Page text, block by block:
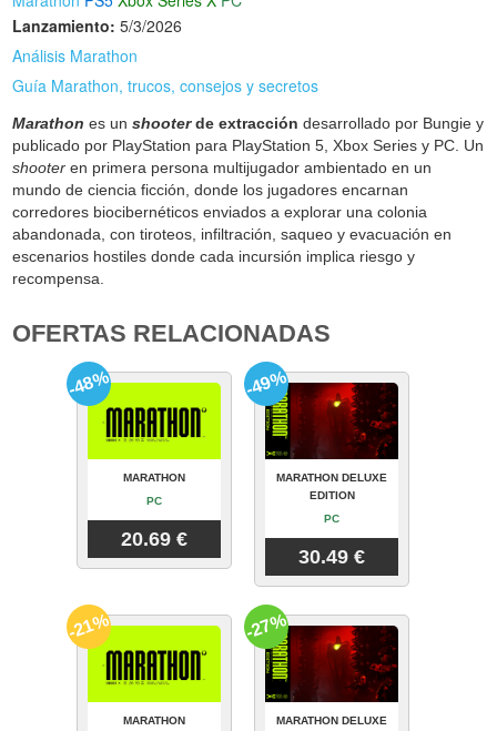
Lanzamiento: 5/3/2026
Análisis Marathon
Guía Marathon, trucos, consejos y secretos
Marathon es unshooterde extracción desarrollado por Bungie y
publicado por PlayStation para PlayStation 5, Xbox Series y PC. Un
shooter en primera persona multijugador ambientado en un
mundo de ciencia ficción, donde los jugadores encarnan
corredores biocibernéticos enviados a explorar una colonia
abandonada, con tiroteos, infiltración, saqueo y evacuación en
escenarios hostiles donde cada incursión implica riesgo y
recompensa.
OFERTAS RELACIONADAS
MARATHON
PC
20.69 €
-48%
MARATHON DELUXE
EDITION
PC
30.49 €
-49%
MARATHON
-21%
MARATHON DELUXE
-27%